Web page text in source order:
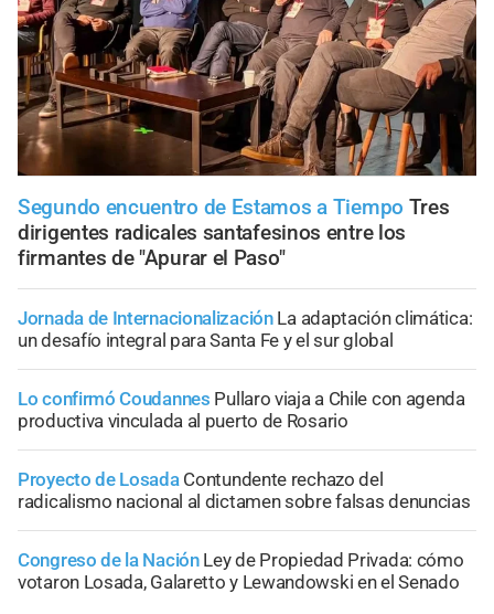
Segundo encuentro de Estamos a Tiempo Tres
dirigentes radicales santafesinos entre los
firmantes de "Apurar el Paso"
Jornada de Internacionalización La adaptación climática:
un desafío integral para Santa Fe y el sur global
Lo confirmó Coudannes Pullaro viaja a Chile con agenda
productiva vinculada al puerto de Rosario
Proyecto de Losada Contundente rechazo del
radicalismo nacional al dictamen sobre falsas denuncias
Congreso de la Nación Ley de Propiedad Privada: cómo
votaron Losada, Galaretto y Lewandowski en el Senado